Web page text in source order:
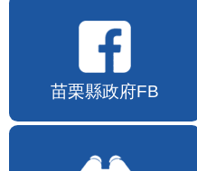
苗栗縣政府FB